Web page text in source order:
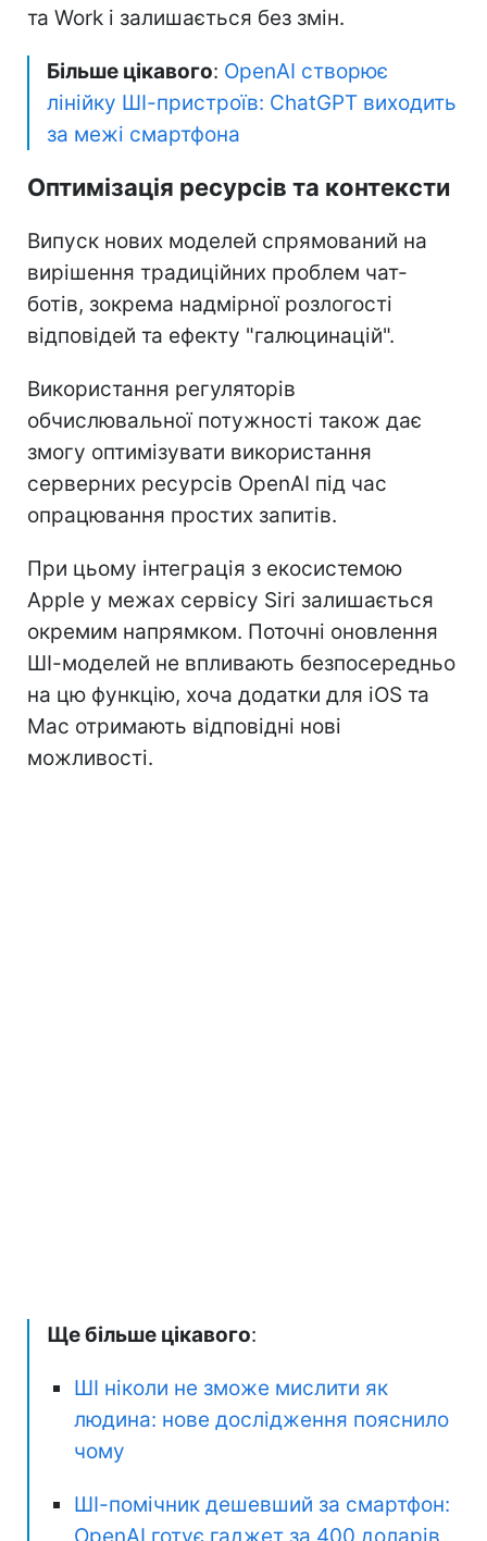
та Work і залишається без змін.
Більше цікавого: OpenAI створює
лінійку ШІ-пристроїв: ChatGPT виходить
за межі смартфона
Оптимізація ресурсів та контексти
Випуск нових моделей спрямований на
вирішення традиційних проблем чат-
ботів, зокрема надмірної розлогості
відповідей та ефекту "галюцинацій".
Використання регуляторів
обчислювальної потужності також дає
змогу оптимізувати використання
серверних ресурсів OpenAI під час
опрацювання простих запитів.
При цьому інтеграція з екосистемою
Apple у межах сервісу Siri залишається
окремим напрямком. Поточні оновлення
ШІ-моделей не впливають безпосередньо
на цю функцію, хоча додатки для iOS та
Mac отримають відповідні нові
можливості.
Ще більше цікавого:
ШІ ніколи не зможе мислити як
людина: нове дослідження пояснило
чому
ШІ-помічник дешевший за смартфон:
OpenAI готує гаджет за 400 доларів